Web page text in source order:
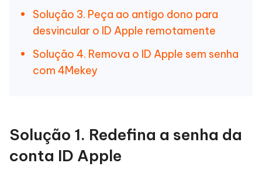
Solução 3. Peça ao antigo dono para
desvincular o ID Apple remotamente
Solução 4. Remova o ID Apple sem senha
com 4Mekey
Solução 1. Redefina a senha da
conta ID Apple